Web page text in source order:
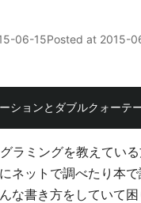
06-15Posted at 2015-
ラミングを教えてい
ネットで調べたり本
な書き方をしていて困